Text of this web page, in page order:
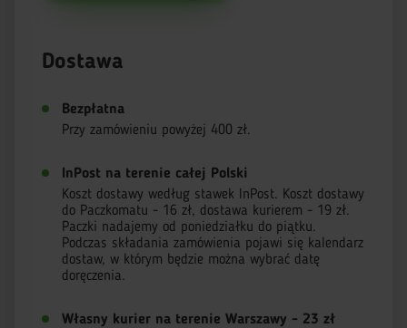
Dostawa
Bezpłatna
Przy zamówieniu powyżej 400 zł.
InPost na terenie całej Polski
Koszt dostawy według stawek InPost. Koszt dostawy
do Paczkomatu - 16 zł, dostawa kurierem - 19 zł.
Paczki nadajemy od poniedziałku do piątku.
Podczas składania zamówienia pojawi się kalendarz
dostaw, w którym będzie można wybrać datę
doręczenia.
Własny kurier na terenie Warszawy - 23 zł